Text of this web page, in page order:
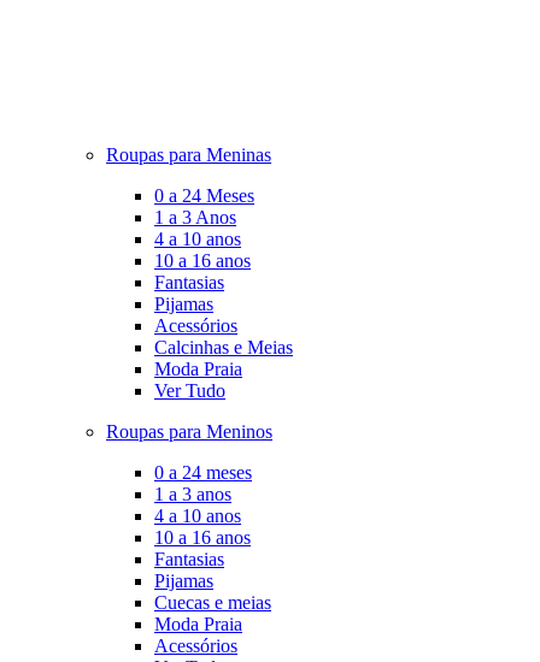
Roupas para Meninas
0 a 24 Meses
1 a 3 Anos
4 a 10 anos
10 a 16 anos
Fantasias
Pijamas
Acessórios
Calcinhas e Meias
Moda Praia
Ver Tudo
Roupas para Meninos
0 a 24 meses
1 a 3 anos
4 a 10 anos
10 a 16 anos
Fantasias
Pijamas
Cuecas e meias
Moda Praia
Acessórios